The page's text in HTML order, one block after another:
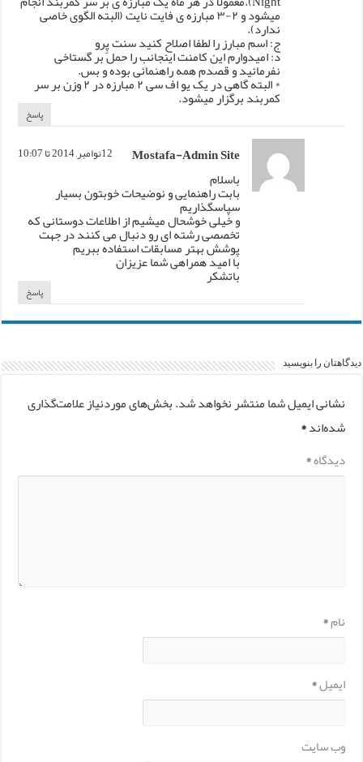
میشود و ۲-۳ مبارزه ی فایت نایت (البته الگوی خاصی
ندارد).
ج: اسم مبارز را لطفا اصلاح کنید سنت پِِرو
د: امیدوارم این کامنت اینجانب را حمل بر گستاخی
نفرمائید و قصدم همه راهنمائی بوده و بس.
* البته گاهی در یک یو اف سی ۲ مبارزه در ۲ وزن بر سر
کمربند برگزار میشود.
پاسخ
Mostafa-Admin Site 12نوامبر, 2014 تا 10:07
باسلام
بابت راهنمایی و نوضیحات خوبتون بسیار
سپاسگذاریم
و خیلی خوشحال میشیم از اطلاعات دوستانی که
تخصصی رشته ای رو دنبال می کنند در جهت
پوشش بهتر مسابقات استفاده ببریم
با امید همراهی شما عزیزان
باتشکر
پاسخ
دیدگاهتان را بنویسید
نشانی ایمیل شما منتشر نخواهد شد.بخش‌های موردنیاز علامت‌گذاری
شده‌اند*
دیدگاه*
نام*
ایمیل*
وب‌ سایت